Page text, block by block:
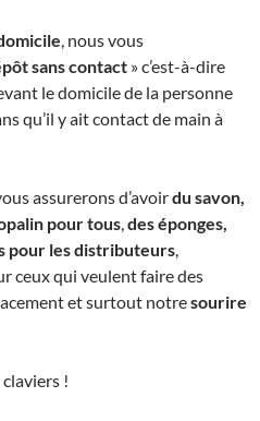
, nous vous
sans contact » c’est-à-dire
le domicile de la personne
qu’il y ait contact de main à
assurerons d’avoirdu savon,
pour tous,des éponges,
pour les distributeurs,
ceux qui veulent faire des
et surtout notresourire
!